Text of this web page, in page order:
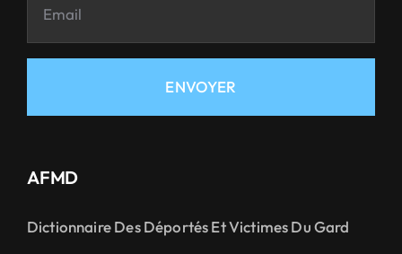
ENVOYER
AFMD
Dictionnaire Des Déportés Et Victimes Du Gard